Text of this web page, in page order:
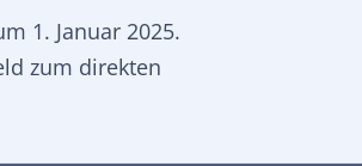
1. Januar 2025.
zum direkten